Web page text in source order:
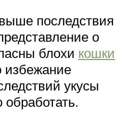
последствия
о
блохи кошки
избежание
укусы